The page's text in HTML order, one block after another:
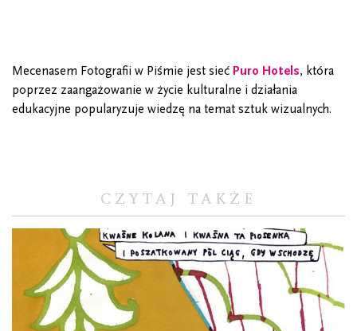
Mecenasem Fotografii w Piśmie jest sieć Puro Hotels, która
poprzez zaangażowanie w życie kulturalne i działania
edukacyjne popularyzuje wiedzę na temat sztuk wizualnych.
CZYTAJ TAKŻE